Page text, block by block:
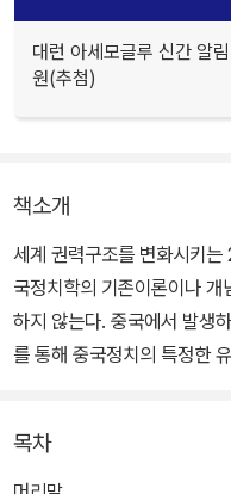
대런 아세모글루 신간 알
원(추첨)
책소개
세계 권력구조를 변화시키
국정치학의 기존이론이나
하지 않는다. 중국에서 발생
를 통해 중국정치의 특정한
목차